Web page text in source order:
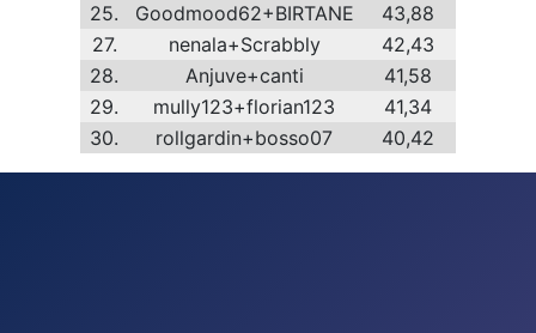
25.
Goodmood62+BIRTANE
43,88
27.
nenala+Scrabbly
42,43
28.
Anjuve+canti
41,58
29.
mully123+florian123
41,34
30.
rollgardin+bosso07 40,42